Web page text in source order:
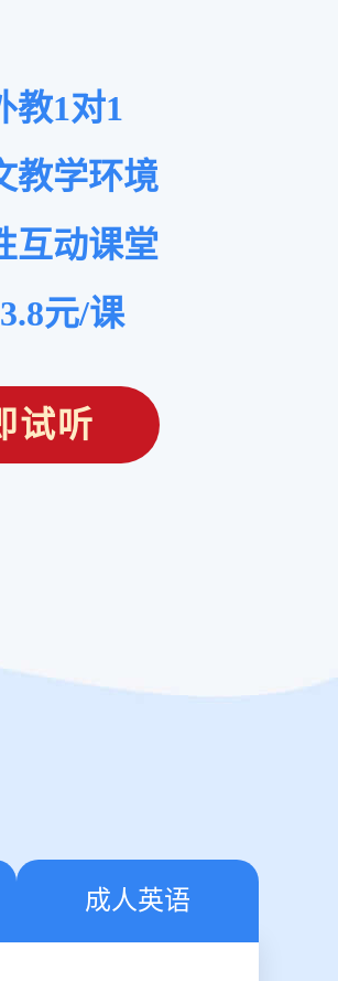
教1对1
教学环境
互动课堂
元/课
试听
成人英语